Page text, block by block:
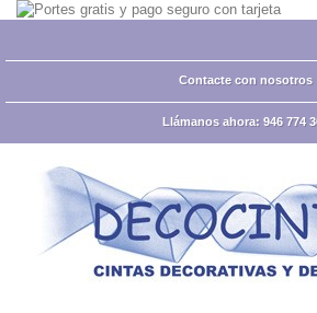
Contacte con nosotros
Llámanos ahora: 946 774